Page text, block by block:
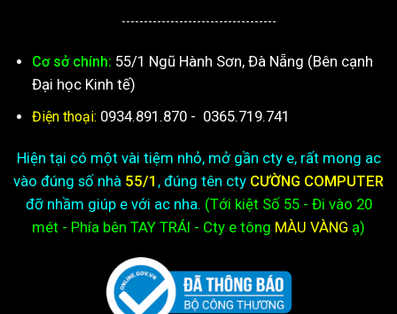
-----------------------------------
Cơ sở chính: 55/1 Ngũ Hành Sơn, Đà Nẵng (Bên cạnh
Đại học Kinh tế)
Điện thoại: 0934.891.870 - 0365.719.741
Hiện tại có một vài tiệm nhỏ, mở gần cty e, rất mong ac
vào đúng số nhà 55/1 , đúng tên cty CƯỜNG COMPUTER
đỡ nhầm giúp e với ac nha. (Tới kiệtSố 55 - Đi vào 20
mét - Phía bên TAY TRÁI - Cty e tông MÀU VÀNG ạ)